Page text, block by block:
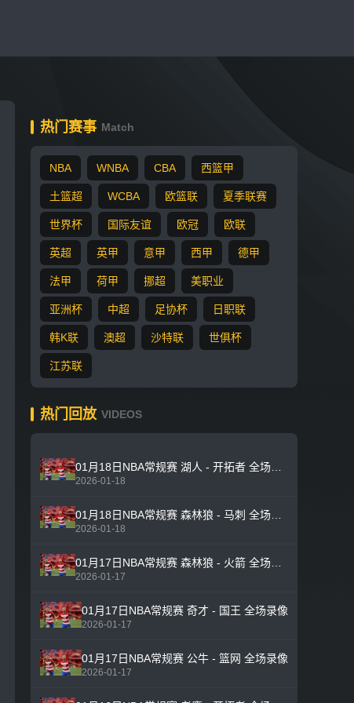
热门赛事 Match
NBA WNBA CBA 西篮甲
土篮超 WCBA 欧篮联 夏季联赛
世界杯 国际友谊 欧冠 欧联
英超 英甲 意甲 西甲 德甲
法甲 荷甲 挪超 美职业
亚洲杯 中超 足协杯 日职联
韩K联 澳超 沙特联 世俱杯
江苏联
热门回放 VIDEOS
2026-01-18
2026-01-18
2026-01-17
01月17日NBA常规赛 奇才 - 国王 全场录像
2026-01-17
01月17日NBA常规赛 公牛 - 篮网 全场录像
2026-01-17